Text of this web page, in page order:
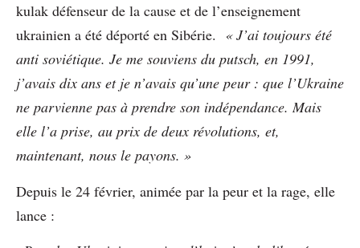
kulak défenseur de la cause et de l’enseignement
ukrainien a été déporté en Sibérie. « J’ai toujours été
anti soviétique. Je me souviens du putsch, en 1991,
j’avais dix ans et je n’avais qu’une peur : que l’Ukraine
ne parvienne pas à prendre son indépendance. Mais
elle l’a prise, au prix de deux révolutions, et,
maintenant, nous le payons. »
Depuis le 24 février, animée par la peur et la rage, elle
lance :